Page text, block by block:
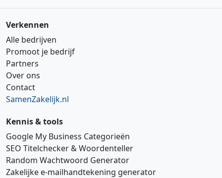
Verkennen
Alle bedrijven
Promoot je bedrijf
Partners
Over ons
Contact
SamenZakelijk.nl
Kennis & tools
Google My Business Categorieën
SEO Titelchecker & Woordenteller
Random Wachtwoord Generator
Zakelijke e‑mailhandtekening generator